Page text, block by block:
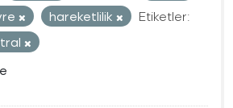
hareketlilik
Etiketler: